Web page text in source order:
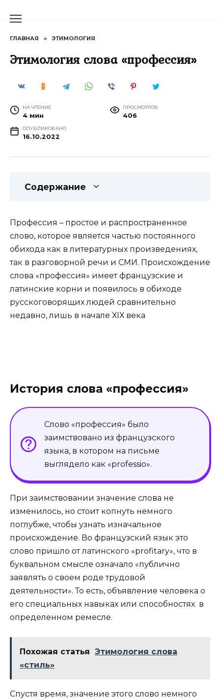
ГЛАВНАЯ » ЭТИМОЛОГИЯ
Этимология слова «профессия»
НА ЧТЕНИЕ
4 мин
ПРОСМОТРОВ
406
ОПУБЛИКОВАНО
16.10.2022
Содержание
Профессия – простое и распространенное
слово, которое является частью постоянного
обихода как в литературных произведениях,
так в разговорной речи и СМИ. Происхождение
слова «профессия» имеет французские и
латинские корни и появилось в обиходе
русскоговорящих людей сравнительно
недавно, лишь в начале ХIХ века
История слова «профессия»
Слово «профессия» было
заимствовано из французского
языка, в котором на письме
выглядело как «professio».
При заимствовании значение слова не
изменилось, но стоит копнуть немного
поглубже, чтобы узнать изначальное
происхождение. Во французский язык это
слово пришло от латинского «profitary», что в
буквальном смысле означало «публично
заявлять о своем роде трудовой
деятельности». То есть, объявление человека о
его специальных навыках или способностях в
определенном ремесле.
Похожая статья Этимология слова
«стиль»
Спустя время, значение этого слово немного